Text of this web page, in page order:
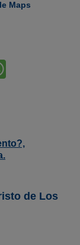
Maps
de Los